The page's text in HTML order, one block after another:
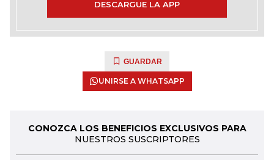
DESCARGUE LA APP
GUARDAR
UNIRSE A WHATSAPP
CONOZCA LOS BENEFICIOS EXCLUSIVOS PARA
NUESTROS SUSCRIPTORES